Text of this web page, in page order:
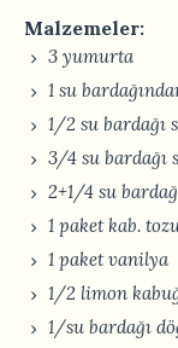
Malzemeler:
3 yumurta
1 su
1/2 su bardağı
3/4 su bardağı
2+1/4 su
1 paket kab.
1 paket vanilya
1/2 limon
1/su bardağı